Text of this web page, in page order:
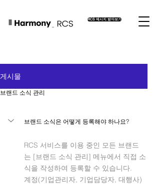
RCS 메시지 받아보기
게시물
브랜드 소식 관리
브랜드 소식은 어떻게 등록해야 하나요?
RCS 서비스를 이용 중인 모든 브랜드
는 [브랜드 소식 관리] 메뉴에서 직접 소
식을 작성하여 등록할 수 있습니다.
계정(기업관리자, 기업담당자, 대행사)